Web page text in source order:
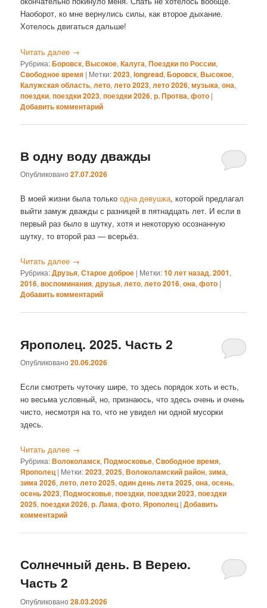
Наоборот, ко мне вернулись силы, как второе дыхание.
Хотелось двигаться дальше!
Читать далее →
Рубрика:Боровск,Высокое,Калуга,Поездки по России,
Свободное время | Метки:2023,longread,Боровск,Высокое,
Калужская область,лето,лето 2023,лето 2026,музыка,она,
поездки,поездки 2023,поездки 2026,р. Протва,фото |
Добавить комментарий
В одну воду дважды
Опубликовано27.07.2026
В моей жизни была толькоодна девушка, которой предлагал
выйти замуж дважды с разницей в пятнадцать лет. И если в
первый раз было в шутку, хотя и некоторую осознанную
шутку, то второй раз — всерьёз.
Читать далее →
Рубрика:Друзья,Старое доброе | Метки:10 лет назад,2001,
2016,воспоминания,друзья,лето,лето 2016,она,фото |
Добавить комментарий
Ярополец. 2025. Часть 2
Опубликовано20.06.2026
Если смотреть чуточку шире, то здесь порядок хоть и есть,
но весьма условный, но, признаюсь, что здесь очень и очень
чисто, несмотря на то, что не увидел ни одной мусорки
здесь.
Читать далее →
Рубрика:Волоколамск,Подмосковье,Свободное время,
Ярополец | Метки:2023,2025,Волоколамский район,зима,
зима 2026,лето,лето 2025,один день лета 2025,она,осень,
осень 2023,Подмосковье,поездки,поездки 2023,поездки
2025,поездки 2026,р. Лама,фото,Ярополец |Добавить
комментарий
Солнечный день. В Верею.
Часть 2
Опубликовано28.03.2026